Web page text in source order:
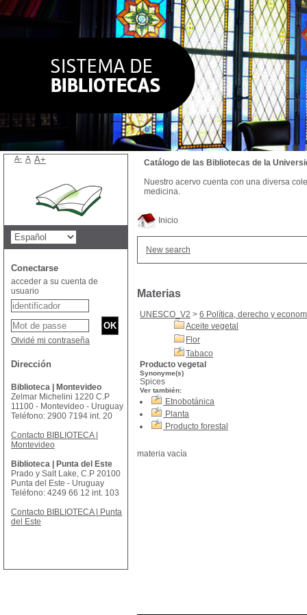
Inicio
New search
Materias
UNESCO_V2 > 6 Política, derecho y
Aceite vegetal
Flor
Tabaco
Producto vegetal
Synonyme(s)
Spices
Ver también:
Etnobotánica
Planta
Producto forestal
materia vacía
Catálogo de las Bibliotecas de la
Nuestro acervo cuenta con una diversa
medicina.
A- A A+
Conectarse
acceder a su cuenta de
usuario
Olvidé mi contraseña
Dirección
Biblioteca | Montevideo
Zelmar Michelini 1220 C.P
11100 - Montevideo - Uruguay
Teléfono: 2900 7194 int. 20
Contacto BIBLIOTECA |
Montevideo
Biblioteca | Punta del Este
Prado y Salt Lake, C.P 20100
Punta del Este - Uruguay
Teléfono: 4249 66 12 int. 103
Contacto BIBLIOTECA | Punta
del Este